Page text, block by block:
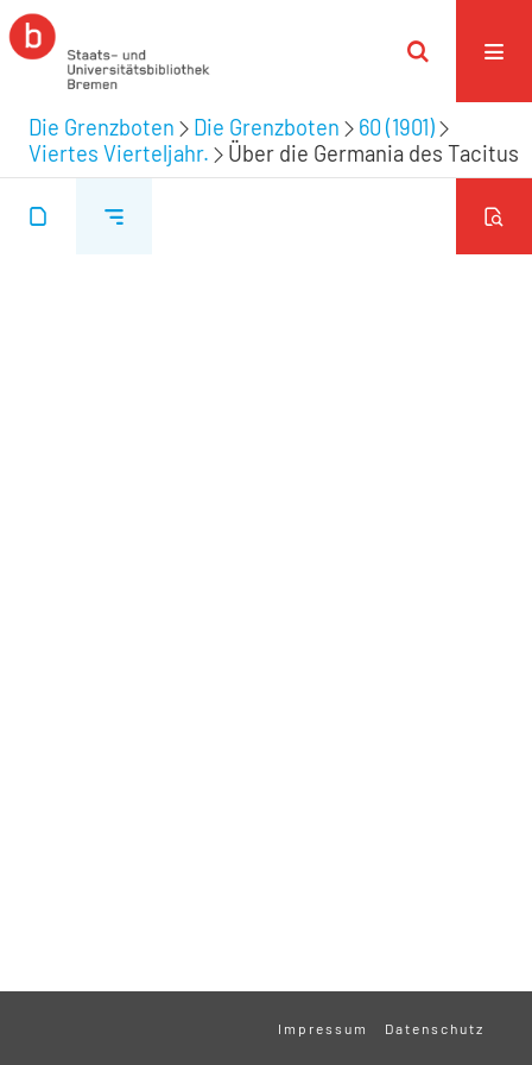
Die Grenzboten Die Grenzboten
60 (1901)
Viertes Vierteljahr.
Über die Germania des Tacitus
Impressum Datenschutz